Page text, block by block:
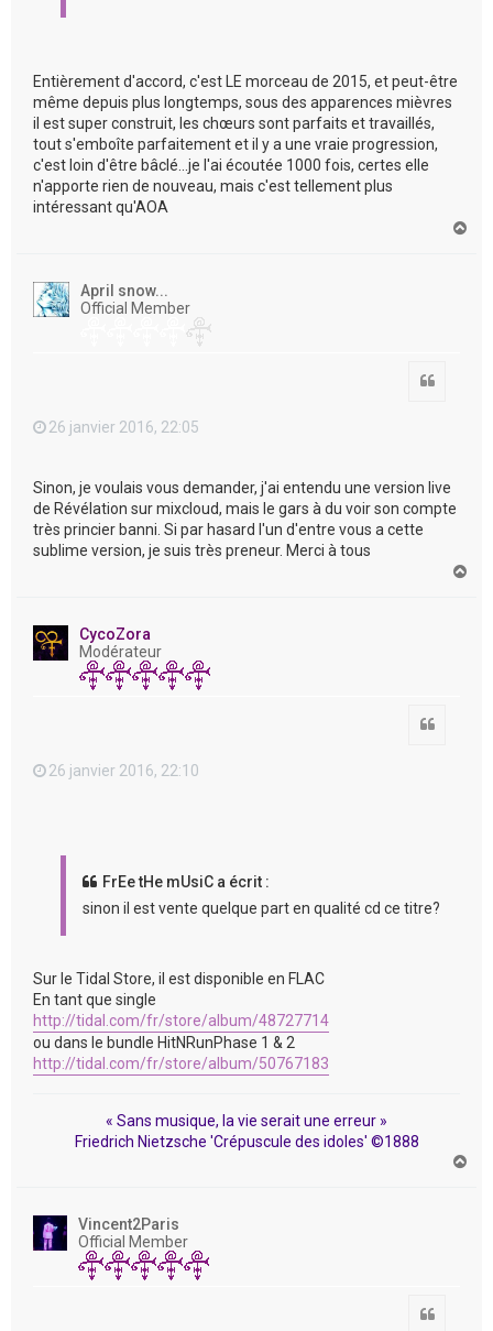
Entièrement d'accord, c'est LE morceau de 2015, et peut-être
même depuis plus longtemps, sous des apparences mièvres
il est super construit, les chœurs sont parfaits et travaillés,
tout s'emboîte parfaitement et il y a une vraie progression,
c'est loin d'être bâclé...je l'ai écoutée 1000 fois, certes elle
n'apporte rien de nouveau, mais c'est tellement plus
intéressant qu'AOA
April snow...
Official Member
26 janvier 2016, 22:05
Sinon, je voulais vous demander, j'ai entendu une version live
de Révélation sur mixcloud, mais le gars à du voir son compte
très princier banni. Si par hasard l'un d'entre vous a cette
sublime version, je suis très preneur. Merci à tous
CycoZora
Modérateur
26 janvier 2016, 22:10
FrEe tHe mUsiC a écrit :
sinon il est vente quelque part en qualité cd ce titre?
Sur le Tidal Store, il est disponible en FLAC
En tant que single
http://tidal.com/fr/store/album/48727714
ou dans le bundle HitNRunPhase 1 & 2
http://tidal.com/fr/store/album/50767183
« Sans musique, la vie serait une erreur »
Friedrich Nietzsche 'Crépuscule des idoles' ©1888
Vincent2Paris
Official Member